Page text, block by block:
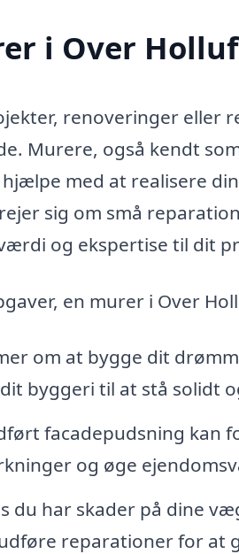
i Over
renoveringer eller
Murere, også kendt
med at realisere
sig om små
og ekspertise til dit
en murer i Over
om at bygge dit
byggeri til at stå solidt
facadepudsning kan
og øge
du har skader på dine
reparationer for at